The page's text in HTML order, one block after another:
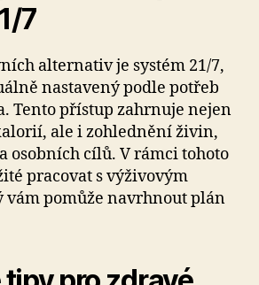
7
alternativ je systém 21/7,
nastavený podle potřeb
Tento přístup zahrnuje nejen
ale i zohlednění živin,
osobních cílů. V rámci tohoto
pracovat s výživovým
vám pomůže navrhnout plán